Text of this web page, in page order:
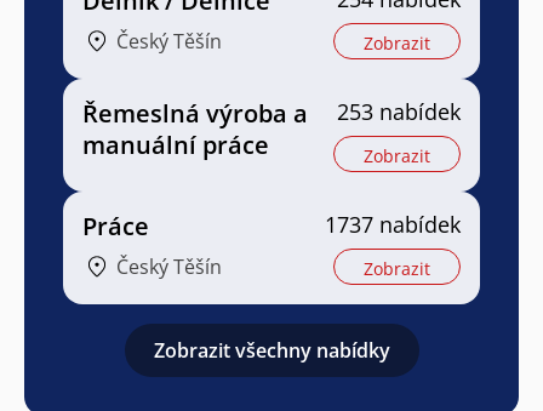
Český Těšín Zobrazit
Řemeslná výroba a
manuální práce
253 nabídek
Zobrazit
Práce
Český Těšín
1737 nabídek
Zobrazit
Zobrazit všechny nabídky